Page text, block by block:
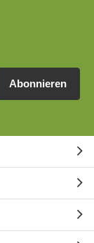
Abonnieren